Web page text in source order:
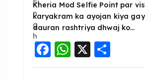
Kheria Mod Selfie Point par
karyakram ka ayojan kiya
dauran rashtriya dhwaj ko…
F
a
W
h
X S
h